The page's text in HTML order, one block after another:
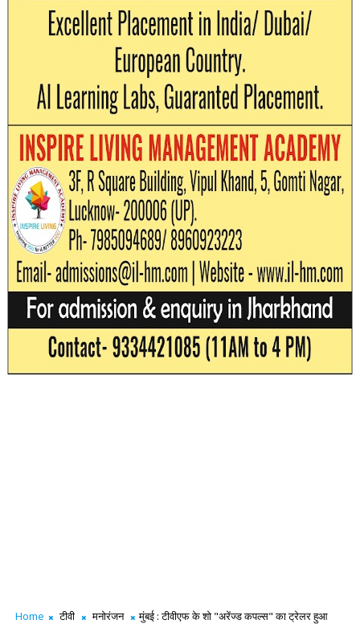
Home टीवी मनोरंजन
मुंबई : टीवीएफ के शो "अरेंज्ड कपल्स" का ट्रेलर हुआ